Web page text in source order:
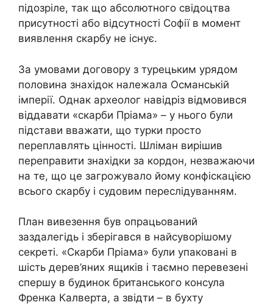
підозріле, так що абсолютного свідоцтва
присутності або відсутності Софії в момент
виявлення скарбу не існує.
За умовами договору з турецьким урядом
половина знахідок належала Османській
імперії. Однак археолог навідріз відмовився
віддавати «скарби Пріама» – у нього були
підстави вважати, що турки просто
переплавлять цінності. Шліман вирішив
переправити знахідки за кордон, незважаючи
на те, що це загрожувало йому конфіскацією
всього скарбу і судовим переслідуванням.
План вивезення був опрацьований
заздалегідь і зберігався в найсуворішому
секреті. «Скарби Пріама» були упаковані в
шість дерев’яних ящиків і таємно перевезені
спершу в будинок британського консула
Френка Калверта, а звідти – в бухту